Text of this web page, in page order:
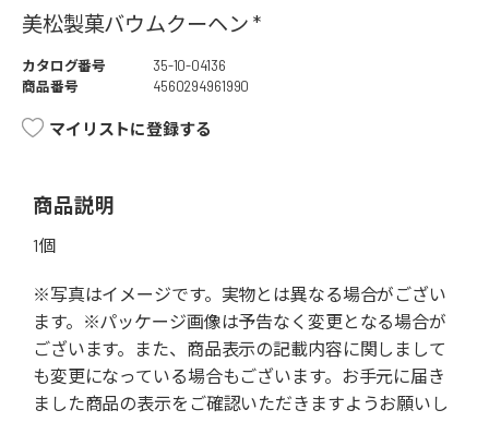
美松製菓バウムクーヘン *
カタログ番号
35-10-04136
商品番号
4560294961990
マイリストに登録する
商品説明
1個
※写真はイメージです。実物とは異なる場合がござい
ます。※パッケージ画像は予告なく変更となる場合が
ございます。また、商品表示の記載内容に関しまして
も変更になっている場合もございます。お手元に届き
ました商品の表示をご確認いただきますようお願いし